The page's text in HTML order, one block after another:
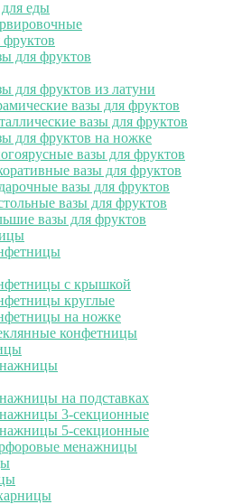
еды
для фруктов
для фруктов из латуни
вазы для фруктов
вазы для фруктов
для фруктов на ножке
вазы для фруктов
вазы для фруктов
вазы для фруктов
вазы для фруктов
вазы для фруктов
с крышкой
круглые
на ножке
конфетницы
на подставках
3-секционные
5-секционные
менажницы